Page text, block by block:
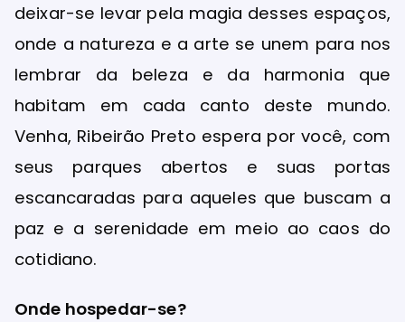
deixar-se levar pela magia desses espaços,
onde a natureza e a arte se unem para nos
lembrar da beleza e da harmonia que
habitam em cada canto deste mundo.
Venha, Ribeirão Preto espera por você, com
seus parques abertos e suas portas
escancaradas para aqueles que buscam a
paz e a serenidade em meio ao caos do
cotidiano.
Onde hospedar-se?